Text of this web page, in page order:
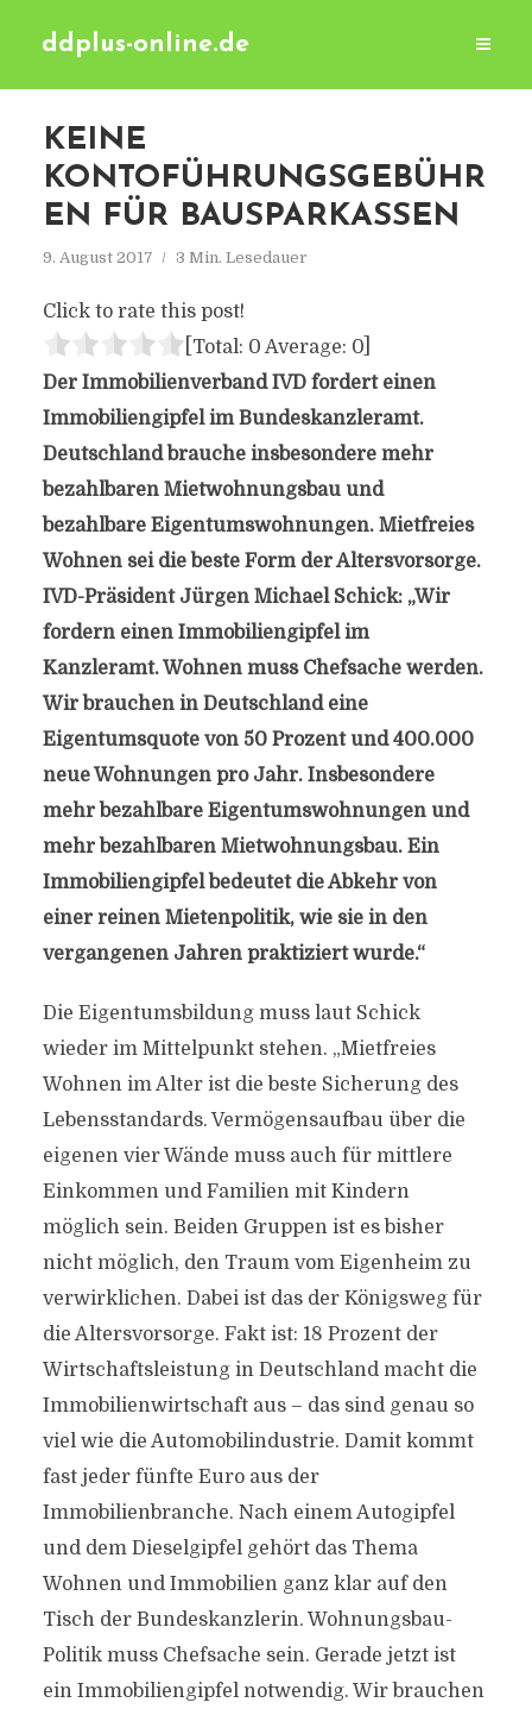
ddplus-online.de
KEINE
KONTOFÜHRUNGSGEBÜHR
EN FÜR BAUSPARKASSEN
9. August 2017 3 Min. Lesedauer
Click to rate this post!
[Total: 0 Average: 0]
Der Immobilienverband IVD fordert einen
Immobiliengipfel im Bundeskanzleramt.
Deutschland brauche insbesondere mehr
bezahlbaren Mietwohnungsbau und
bezahlbare Eigentumswohnungen. Mietfreies
Wohnen sei die beste Form der Altersvorsorge.
IVD-Präsident Jürgen Michael Schick: „Wir
fordern einen Immobiliengipfel im
Kanzleramt. Wohnen muss Chefsache werden.
Wir brauchen in Deutschland eine
Eigentumsquote von 50 Prozent und 400.000
neue Wohnungen pro Jahr. Insbesondere
mehr bezahlbare Eigentumswohnungen und
mehr bezahlbaren Mietwohnungsbau. Ein
Immobiliengipfel bedeutet die Abkehr von
einer reinen Mietenpolitik, wie sie in den
vergangenen Jahren praktiziert wurde.“
Die Eigentumsbildung muss laut Schick
wieder im Mittelpunkt stehen. „Mietfreies
Wohnen im Alter ist die beste Sicherung des
Lebensstandards. Vermögensaufbau über die
eigenen vier Wände muss auch für mittlere
Einkommen und Familien mit Kindern
möglich sein. Beiden Gruppen ist es bisher
nicht möglich, den Traum vom Eigenheim zu
verwirklichen. Dabei ist das der Königsweg für
die Altersvorsorge. Fakt ist: 18 Prozent der
Wirtschaftsleistung in Deutschland macht die
Immobilienwirtschaft aus – das sind genau so
viel wie die Automobilindustrie. Damit kommt
fast jeder fünfte Euro aus der
Immobilienbranche. Nach einem Autogipfel
und dem Dieselgipfel gehört das Thema
Wohnen und Immobilien ganz klar auf den
Tisch der Bundeskanzlerin. Wohnungsbau-
Politik muss Chefsache sein. Gerade jetzt ist
ein Immobiliengipfel notwendig. Wir brauchen